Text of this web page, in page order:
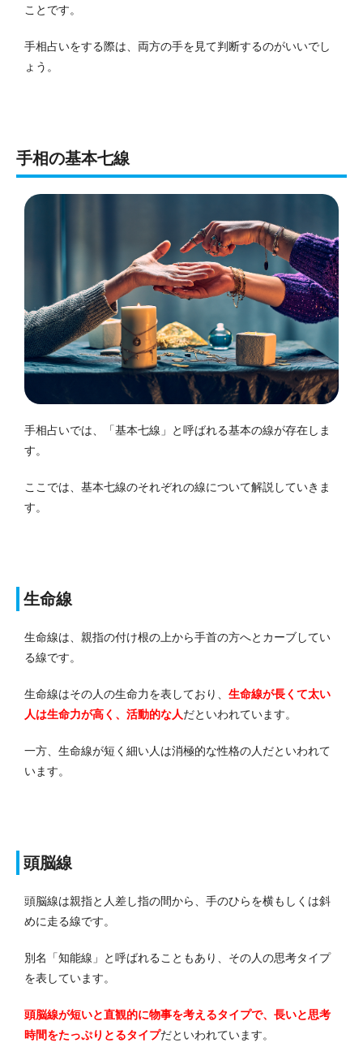
ことです。
手相占いをする際は、両方の手を見て判断するのがいいでし
ょう。
手相の基本七線
手相占いでは、「基本七線」と呼ばれる基本の線が存在しま
す。
ここでは、基本七線のそれぞれの線について解説していきま
す。
生命線
生命線は、親指の付け根の上から手首の方へとカーブしてい
る線です。
生命線はその人の生命力を表しており、 生命線が長くて太い
人は生命力が高く、活動的な人だといわれています。
一方、生命線が短く細い人は消極的な性格の人だといわれて
います。
頭脳線
頭脳線は親指と人差し指の間から、手のひらを横もしくは斜
めに走る線です。
別名「知能線」と呼ばれることもあり、その人の思考タイプ
を表しています。
頭脳線が短いと直観的に物事を考えるタイプで、長いと思考
時間をたっぷりとるタイプだといわれています。